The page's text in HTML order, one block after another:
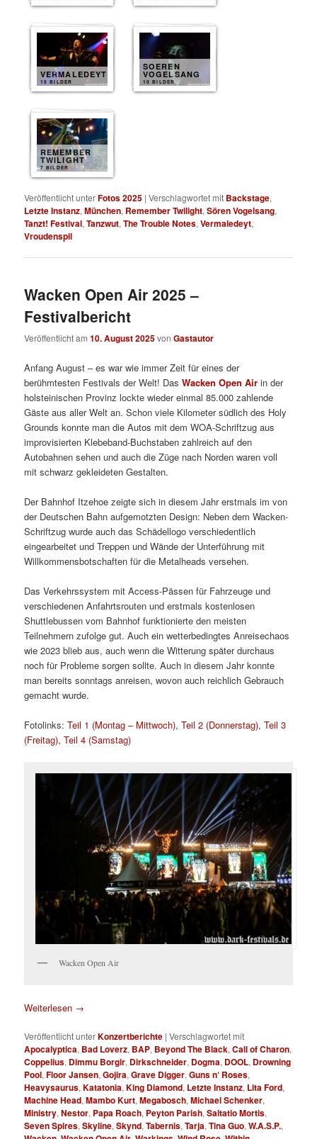
VERMALEDEYT
10 BILDER
SOEREN
VOGELSANG
10 BILDER
REMEMBER
TWILIGHT
7 BILDER
Veröffentlicht unterFotos 2025 |Verschlagwortet mit Backstage,
Letzte Instanz,München, Remember Twilight,Sören Vogelsang,
Tanzt! Festival,Tanzwut,The Trouble Notes,Vermaledeyt,
Vroudenspil
Wacken Open Air 2025 –
Festivalbericht
Veröffentlicht am10. August 2025vonGastautor
Anfang August – es war wie immer Zeit für eines der
berühmtesten Festivals der Welt! DasWacken Open Air in der
holsteinischen Provinz lockte wieder einmal 85.000 zahlende
Gäste aus aller Welt an. Schon viele Kilometer südlich des Holy
Grounds konnte man die Autos mit dem WOA-Schriftzug aus
improvisierten Klebeband-Buchstaben zahlreich auf den
Autobahnen sehen und auch die Züge nach Norden waren voll
mit schwarz gekleideten Gestalten.
Der Bahnhof Itzehoe zeigte sich in diesem Jahr erstmals im von
der Deutschen Bahn aufgemotzten Design: Neben dem Wacken-
Schriftzug wurde auch das Schädellogo verschiedentlich
eingearbeitet und Treppen und Wände der Unterführung mit
Willkommensbotschaften für die Metalheads versehen.
Das Verkehrssystem mit Access-Pässen für Fahrzeuge und
verschiedenen Anfahrtsrouten und erstmals kostenlosen
Shuttlebussen vom Bahnhof funktionierte den meisten
Teilnehmern zufolge gut. Auch ein wetterbedingtes Anreisechaos
wie 2023 blieb aus, auch wenn die Witterung später durchaus
noch für Probleme sorgen sollte. Auch in diesem Jahr konnte
man bereits sonntags anreisen, wovon auch reichlich Gebrauch
gemacht wurde.
Fotolinks:Teil 1 (Montag – Mittwoch),Teil 2 (Donnerstag),Teil 3
(Freitag),Teil 4 (Samstag)
Wacken Open Air
Weiterlesen →
Veröffentlicht unterKonzertberichte |Verschlagwortet mit
Apocalyptica, Bad Loverz, BAP, Beyond The Black,Call of Charon,
Coppelius, Dimmu Borgir, Dirkschneider, Dogma, DOOL, Drowning
Pool,Floor Jansen,Gojira,Grave Digger,Guns n‘ Roses,
Heavysaurus,Katatonia,King Diamond, Letzte Instanz, Lita Ford,
Machine Head,Mambo Kurt,Megabosch,Michael Schenker,
Ministry,Nestor, Papa Roach, Peyton Parish,Saltatio Mortis,
Seven Spires,Skyline,Skynd,Tabernis,Tarja,Tina Guo,W.A.S.P.,